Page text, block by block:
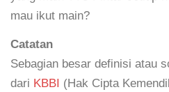
mau ikut main?
Catatan
Sebagian besar definisi atau
dari KBBI (Hak Cipta